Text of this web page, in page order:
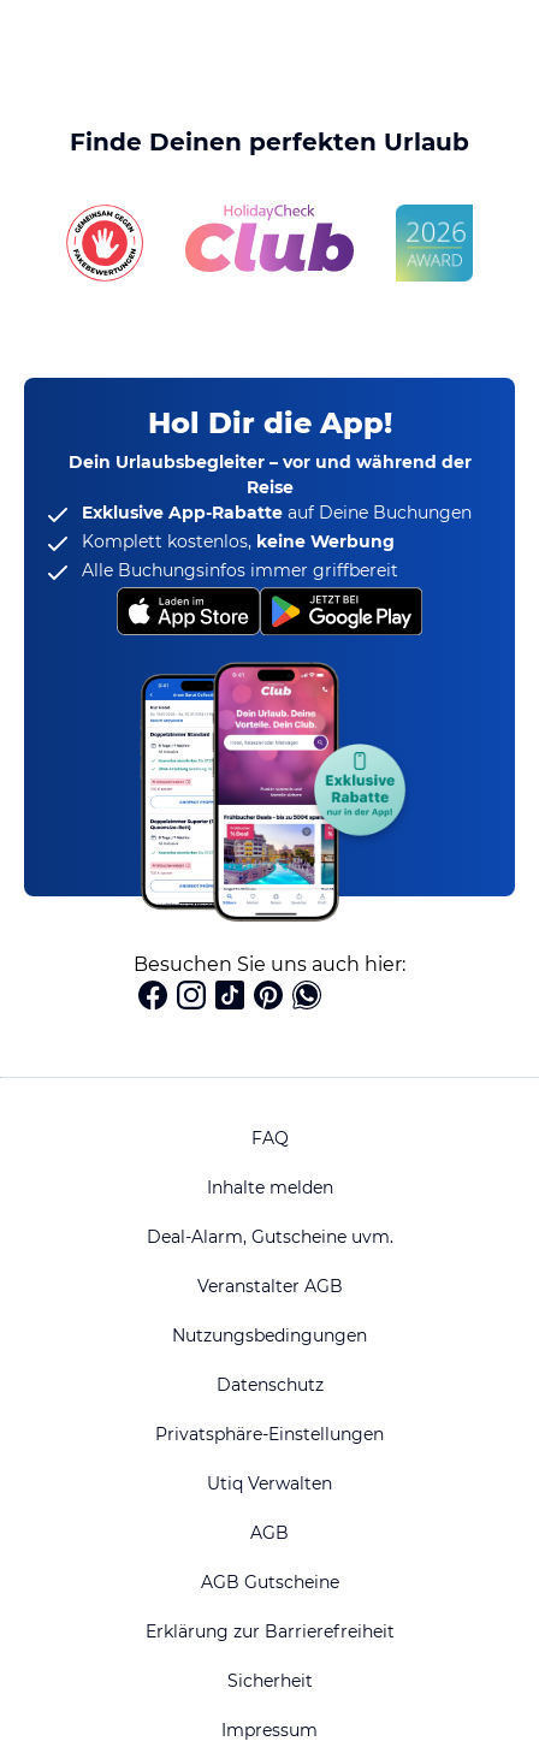
Finde Deinen perfekten Urlaub
Hol Dir die App!
Dein Urlaubsbegleiter – vor und während der
Reise
Exklusive App-Rabatte auf Deine Buchungen
Komplett kostenlos, keine Werbung
Alle Buchungsinfos immer griffbereit
Besuchen Sie uns auch hier:
FAQ
Inhalte melden
Deal-Alarm, Gutscheine uvm.
Veranstalter AGB
Nutzungsbedingungen
Datenschutz
Privatsphäre-Einstellungen
Utiq Verwalten
AGB
AGB Gutscheine
Erklärung zur Barrierefreiheit
Sicherheit
Impressum